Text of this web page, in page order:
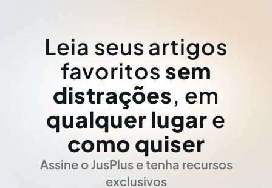
Leia seus artigos
favoritos sem
distrações, em
qualquer lugar e
como quiser
Assine o JusPlus e tenha recursos
exclusivos